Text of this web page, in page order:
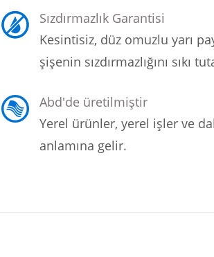
Sızdırmazlık Garantisi
Kesintisiz, düz omuzlu yarı
şişenin sızdırmazlığını sıkı
Abd'de üretilmiştir
Yerel ürünler, yerel işler ve
anlamına gelir.